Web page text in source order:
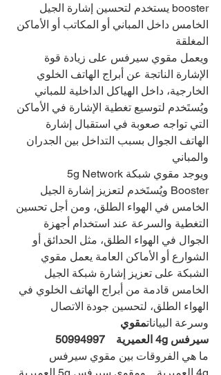
booster يستخدم لتحسين إشارة الجيل
الخامس داخل المباني أو المكاتب أو الأماكن
المغلقة
ويعمل مقوي سيرفس على زيادة قوة
الإشارة الناتجة عن أبراج الهاتف الخلوي
الخارجية، داخل الهياكل الداخلية للمباني
ويُستَخدم لتوسيع تغطية الإشارة في الأماكن
التي تواجه صعوبة في استقبال إشارة
الهاتف الجوال بسبب التداخل بين الجدران
والمباني
ويوجد مقوي شبكة5g Network
Booster ويُستَخدم لتعزيز إشارة الجيل
الخامس في الهواء الطلق، ومن أجل تحسين
التغطية والسرعة عند استخدام أجهزة
الجوال في الهواء الطلق، مثل الحدائق أو
الشوارع أو الأماكن العامة يعمل مقوي
الشبكة على تعزيز إشارة شبكة الجيل
الخامس قادمة من أبراج الهاتف الخلوي في
الهواء الطلق، لتحسين جودة الاتصال
وسرعة البياناتمقوي
سيرفس 4g العميرية
50994997
ما هي الفروقات بين مقوي سيرفس